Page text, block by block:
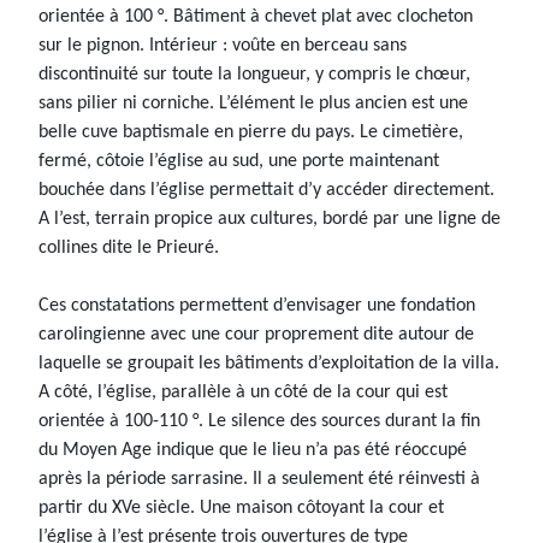
orientée à 100 °. Bâtiment à chevet plat avec clocheton
sur le pignon. Intérieur : voûte en berceau sans
discontinuité sur toute la longueur, y compris le chœur,
sans pilier ni corniche. L’élément le plus ancien est une
belle cuve baptismale en pierre du pays. Le cimetière,
fermé, côtoie l’église au sud, une porte maintenant
bouchée dans l’église permettait d’y accéder directement.
A l’est, terrain propice aux cultures, bordé par une ligne de
collines dite le Prieuré.
Ces constatations permettent d’envisager une fondation
carolingienne avec une cour proprement dite autour de
laquelle se groupait les bâtiments d’exploitation de la villa.
A côté, l’église, parallèle à un côté de la cour qui est
orientée à 100-110 °. Le silence des sources durant la fin
du Moyen Age indique que le lieu n’a pas été réoccupé
après la période sarrasine. Il a seulement été réinvesti à
partir du XVe siècle. Une maison côtoyant la cour et
l’église à l’est présente trois ouvertures de type